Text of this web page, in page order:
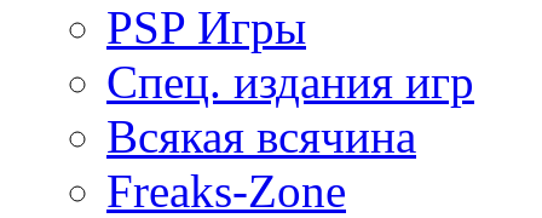
PSP Игры
Спец. издания игр
Всякая всячина
Freaks-Zone